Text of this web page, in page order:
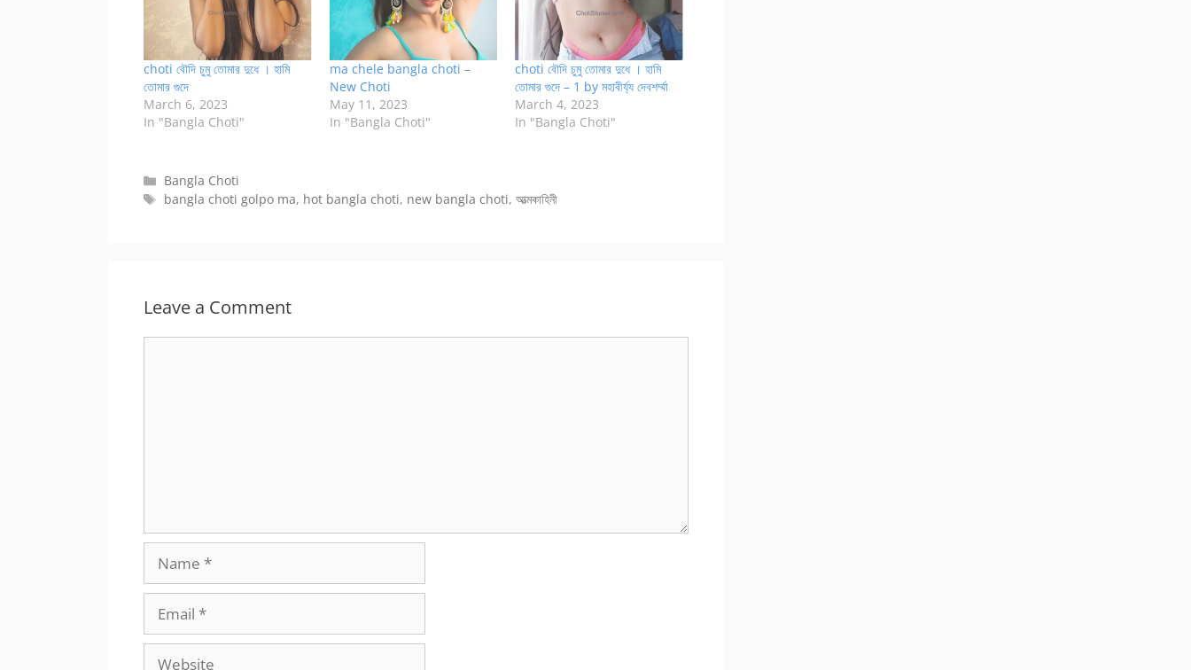
choti বৌদি চুমু তোমার দুধে । হামি
তোমার গুদে
March 6, 2023
In "Bangla Choti"
ma chele bangla choti –
New Choti
May 11, 2023
In "Bangla Choti"
choti বৌদি চুমু তোমার দুধে । হামি
তোমার গুদে – 1 by মহাবীর্য্য দেবশর্ম্মা
March 4, 2023
In "Bangla Choti"
Categories
Bangla Choti
Tags
bangla choti golpo ma, hot bangla choti, new bangla choti,আত্মকাহিনী
Leave a Comment
Website